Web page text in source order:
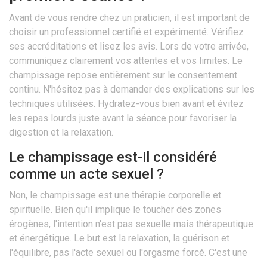
Avant de vous rendre chez un praticien, il est important de
choisir un professionnel certifié et expérimenté. Vérifiez
ses accréditations et lisez les avis. Lors de votre arrivée,
communiquez clairement vos attentes et vos limites. Le
champissage repose entièrement sur le consentement
continu. N'hésitez pas à demander des explications sur les
techniques utilisées. Hydratez-vous bien avant et évitez
les repas lourds juste avant la séance pour favoriser la
digestion et la relaxation.
Le champissage est-il considéré
comme un acte sexuel ?
Non, le champissage est une thérapie corporelle et
spirituelle. Bien qu'il implique le toucher des zones
érogènes, l'intention n'est pas sexuelle mais thérapeutique
et énergétique. Le but est la relaxation, la guérison et
l'équilibre, pas l'acte sexuel ou l'orgasme forcé. C'est une